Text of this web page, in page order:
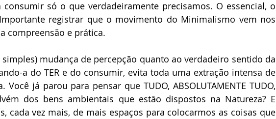
consumir só o que verdadeiramente precisamos. O essencial, o
registrar que o movimento do Minimalismo vem nos
compreensão e prática.
simples) mudança de percepção quanto ao verdadeiro sentido da
a do TER e do consumir, evita toda uma extração intensa de
Você já parou para pensar que TUDO, ABSOLUTAMENTE TUDO,
dos bens ambientais que estão dispostos na Natureza? E
cada vez mais, de mais espaços para colocarmos as coisas que